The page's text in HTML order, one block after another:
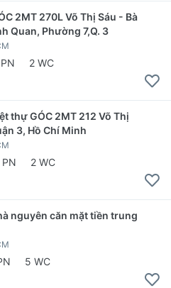
2MT 270L Võ Thị Sáu - Bà
Quan, Phường 7,Q. 3
2 WC
thự GÓC 2MT 212 Võ Thị
3, Hồ Chí Minh
PN 2 WC
nguyên căn mặt tiền trung
5 WC